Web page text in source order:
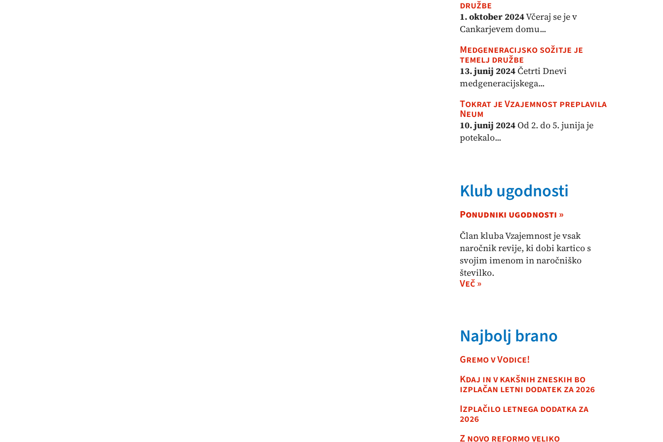
družbe
1. oktober 2024Včeraj se je v
Cankarjevem domu...
Medgeneracijsko sožitje je
temelj družbe
13. junij 2024Četrti Dnevi
medgeneracijskega...
Tokrat je Vzajemnost preplavila
Neum
10. junij 2024Od 2. do 5. junija je
potekalo...
Klub ugodnosti
Ponudniki ugodnosti »
Član kluba Vzajemnost je vsak
naročnik revije, ki dobi kartico s
svojim imenom in naročniško
številko.
Več »
Najbolj brano
Gremo v Vodice!
Kdaj in v kakšnih zneskih bo
izplačan letni dodatek za 2026
Izplačilo letnega dodatka za
2026
Z novo reformo veliko